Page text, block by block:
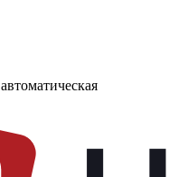
автоматическая